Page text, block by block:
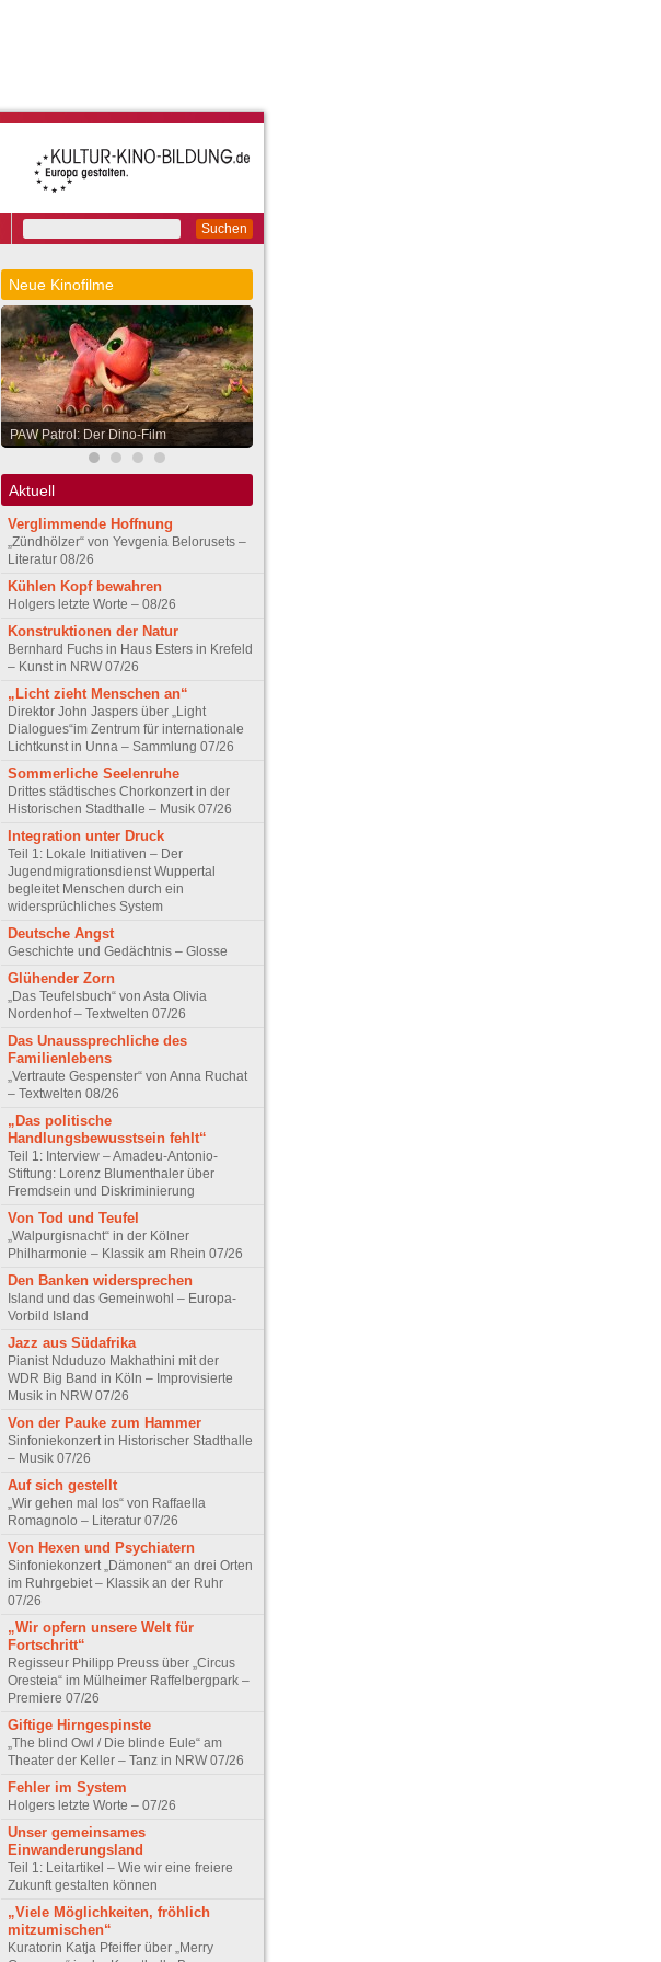
Suchen
Neue Kinofilme
PAW Patrol: Der Dino-Film
Aktuell
Verglimmende Hoffnung
„Zündhölzer“ von Yevgenia Belorusets –
Literatur 08/26
Kühlen Kopf bewahren
Holgers letzte Worte – 08/26
Konstruktionen der Natur
Bernhard Fuchs in Haus Esters in Krefeld
– Kunst in NRW 07/26
„Licht zieht Menschen an“
Direktor John Jaspers über „Light
Dialogues“im Zentrum für internationale
Lichtkunst in Unna – Sammlung 07/26
Sommerliche Seelenruhe
Drittes städtisches Chorkonzert in der
Historischen Stadthalle – Musik 07/26
Integration unter Druck
Teil 1: Lokale Initiativen – Der
Jugendmigrationsdienst Wuppertal
begleitet Menschen durch ein
widersprüchliches System
Deutsche Angst
Geschichte und Gedächtnis – Glosse
Glühender Zorn
„Das Teufelsbuch“ von Asta Olivia
Nordenhof – Textwelten 07/26
Das Unaussprechliche des
Familienlebens
„Vertraute Gespenster“ von Anna Ruchat
– Textwelten 08/26
„Das politische
Handlungsbewusstsein fehlt“
Teil 1: Interview – Amadeu-Antonio-
Stiftung: Lorenz Blumenthaler über
Fremdsein und Diskriminierung
Von Tod und Teufel
„Walpurgisnacht“ in der Kölner
Philharmonie – Klassik am Rhein 07/26
Den Banken widersprechen
Island und das Gemeinwohl – Europa-
Vorbild Island
Jazz aus Südafrika
Pianist Nduduzo Makhathini mit der
WDR Big Band in Köln – Improvisierte
Musik in NRW 07/26
Von der Pauke zum Hammer
Sinfoniekonzert in Historischer Stadthalle
– Musik 07/26
Auf sich gestellt
„Wir gehen mal los“ von Raffaella
Romagnolo – Literatur 07/26
Von Hexen und Psychiatern
Sinfoniekonzert „Dämonen“ an drei Orten
im Ruhrgebiet – Klassik an der Ruhr
07/26
„Wir opfern unsere Welt für
Fortschritt“
Regisseur Philipp Preuss über „Circus
Oresteia“ im Mülheimer Raffelbergpark –
Premiere 07/26
Giftige Hirngespinste
„The blind Owl / Die blinde Eule“ am
Theater der Keller – Tanz in NRW 07/26
Fehler im System
Holgers letzte Worte – 07/26
Unser gemeinsames
Einwanderungsland
Teil 1: Leitartikel – Wie wir eine freiere
Zukunft gestalten können
„Viele Möglichkeiten, fröhlich
mitzumischen“
Kuratorin Katja Pfeiffer über „Merry